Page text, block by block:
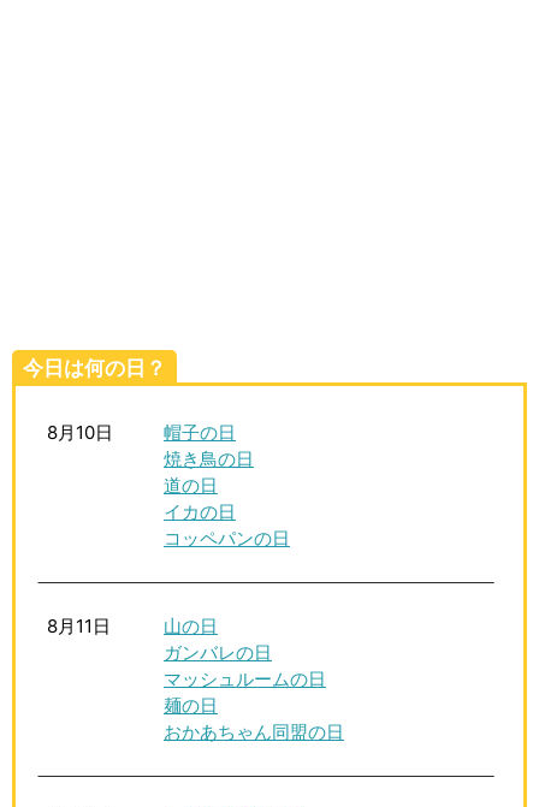
今日は何の日？
8月10日
帽子の日
焼き鳥の日
道の日
イカの日
コッペパンの日
8月11日
山の日
ガンバレの日
マッシュルームの日
麺の日
おかあちゃん同盟の日